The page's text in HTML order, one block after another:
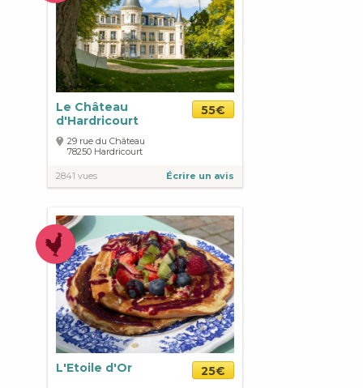
Le Château
d'Hardricourt
55€
29 rue du Château
78250 Hardricourt
2841 vues Écrire un avis
L'Etoile d'Or 25€